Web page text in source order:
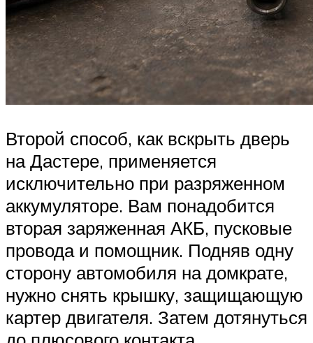
Второй способ, как вскрыть дверь
на Дастере, применяется
исключительно при разряженном
аккумуляторе. Вам понадобится
вторая заряженная АКБ, пусковые
провода и помощник. Подняв одну
сторону автомобиля на домкрате,
нужно снять крышку, защищающую
картер двигателя. Затем дотянуться